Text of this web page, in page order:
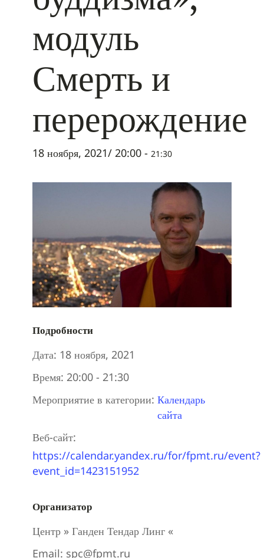
модуль
Смерть и
перерождение
18 ноября, 2021/ 20:00 - 21:30
Подробности
Дата: 18 ноября, 2021
Время: 20:00 - 21:30
Мероприятие в категории: Календарь
сайта
Веб-сайт:
https://calendar.yandex.ru/for/fpmt.ru/event?
event_id=1423151952
Организатор
Центр » Ганден Тендар Линг «
Email: spc@fpmt.ru